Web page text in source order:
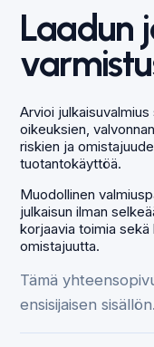
Laadun
Arvioi
oikeuksien,
riskien ja
tuotantokäyttöä.
Muodollinen
julkaisun ilman
korjaavia toimia sekä
omistajuutta.
Tämä
ensisijaisen sisällön.